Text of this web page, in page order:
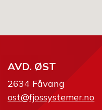
AVD. ØST
2634 Fåvang
ost@fjossystemer.no